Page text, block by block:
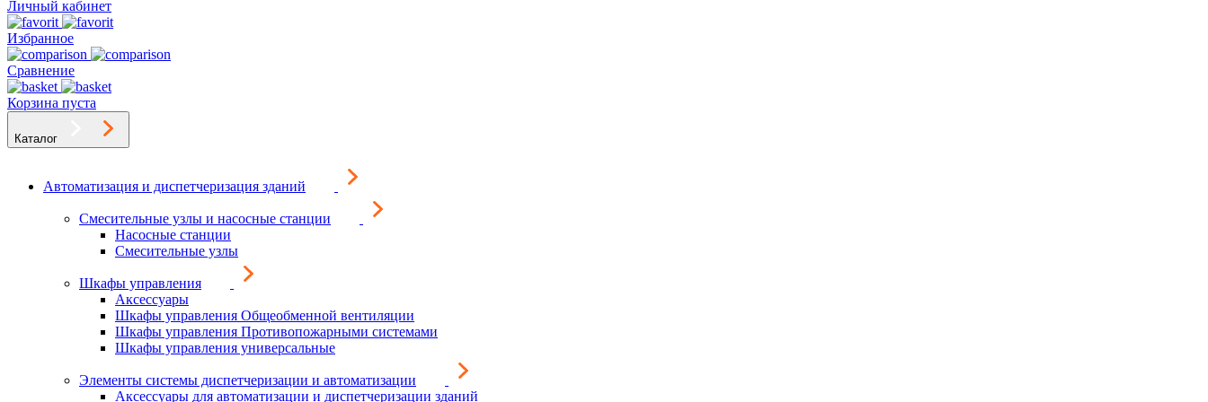
Личный кабинет
Избранное
Сравнение
Корзина пуста
Каталог
Автоматизация и диспетчеризация зданий
Смесительные узлы и насосные станции
Насосные станции
Смесительные узлы
Шкафы управления
Аксессуары
Шкафы управления Общеобменной вентиляции
Шкафы управления Противопожарными системами
Шкафы управления универсальные
Элементы системы диспетчеризации и автоматизации
Аксессуары для автоматизации и диспетчеризации зданий